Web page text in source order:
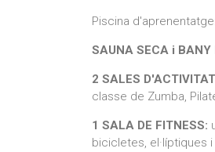
Piscina
SAUNA SECA i BANY
2 SALES
classe de Zumba,
1 SALA DE FITNESS:
bicicletes, el·líptiques